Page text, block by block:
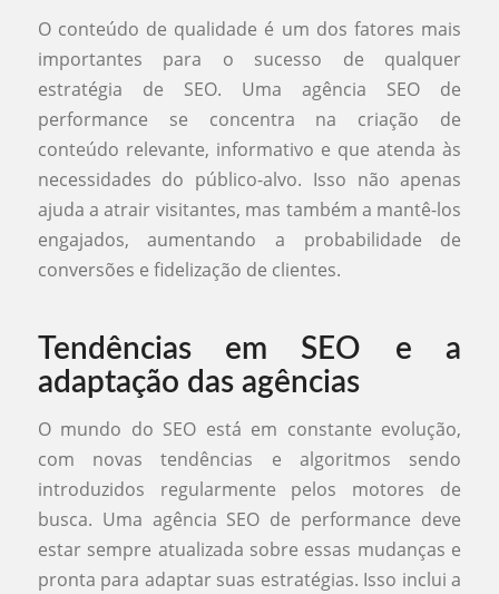
O conteúdo de qualidade é um dos fatores mais
importantes para o sucesso de qualquer
estratégia de SEO. Uma agência SEO de
performance se concentra na criação de
conteúdo relevante, informativo e que atenda às
necessidades do público-alvo. Isso não apenas
ajuda a atrair visitantes, mas também a mantê-los
engajados, aumentando a probabilidade de
conversões e fidelização de clientes.
Tendências em SEO e a
adaptação das agências
O mundo do SEO está em constante evolução,
com novas tendências e algoritmos sendo
introduzidos regularmente pelos motores de
busca. Uma agência SEO de performance deve
estar sempre atualizada sobre essas mudanças e
pronta para adaptar suas estratégias. Isso inclui a